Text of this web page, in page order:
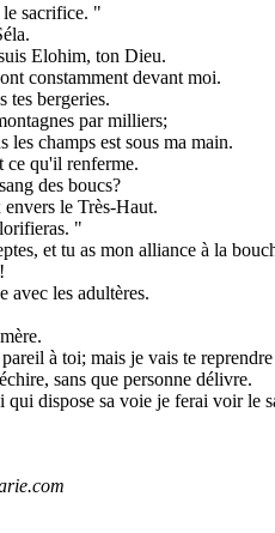
sacrifice. "
Elohim, ton Dieu.
constamment devant moi.
tes bergeries.
par milliers;
les champs est sous ma main.
ce qu'il renferme.
des boucs?
le Très-Haut.
"
et tu as mon alliance à la
avec les adultères.
à toi; mais je vais te
sans que personne délivre.
dispose sa voie je ferai voir le